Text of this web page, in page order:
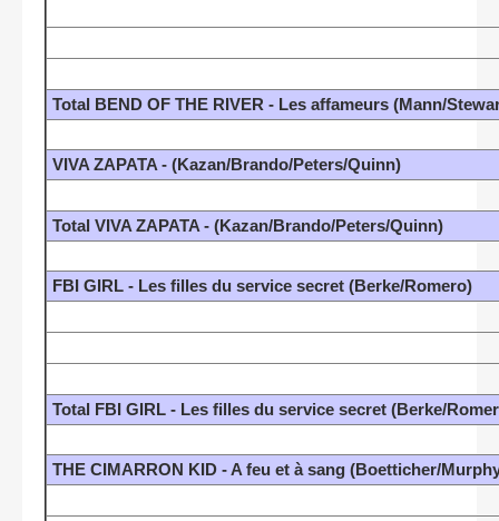
Total BEND OF THE RIVER - Les affameurs (Mann/
VIVA ZAPATA - (Kazan/Brando/Peters/Quinn)
Total VIVA ZAPATA - (Kazan/Brando/Peters/Quinn)
FBI GIRL - Les filles du service secret (Berke/Romero)
Total FBI GIRL - Les filles du service secret (Berke/
THE CIMARRON KID - A feu et à sang (Boetticher/